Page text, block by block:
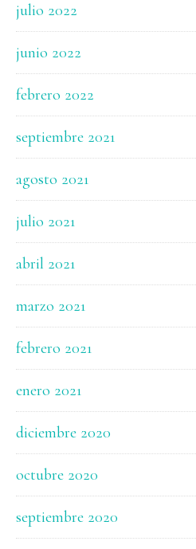
julio 2022
junio 2022
febrero 2022
septiembre 2021
agosto 2021
julio 2021
abril 2021
marzo 2021
febrero 2021
enero 2021
diciembre 2020
octubre 2020
septiembre 2020